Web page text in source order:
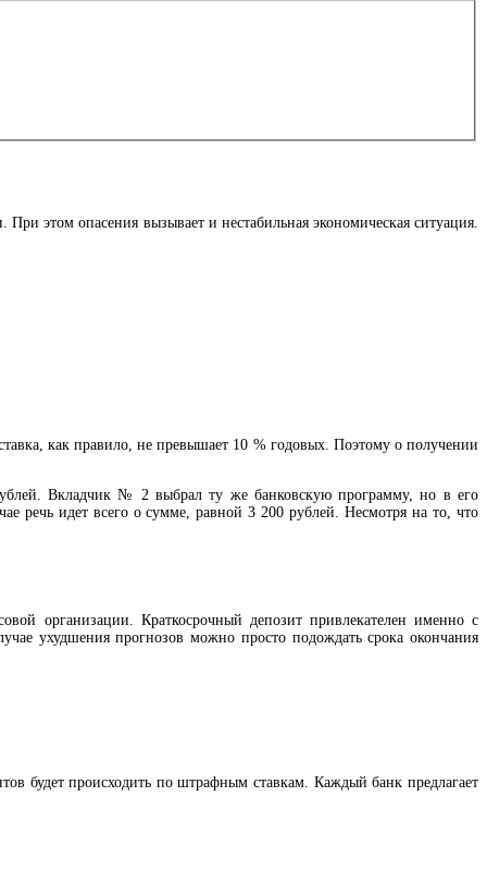
этом опасения вызывает и нестабильная экономическая ситуация.
как правило, не превышает 10 % годовых. Поэтому о получении
Вкладчик № 2 выбрал ту же банковскую программу, но в его
речь идет всего о сумме, равной 3 200 рублей. Несмотря на то, что
организации. Краткосрочный депозит привлекателен именно с
ухудшения прогнозов можно просто подождать срока окончания
будет происходить по штрафным ставкам. Каждый банк предлагает